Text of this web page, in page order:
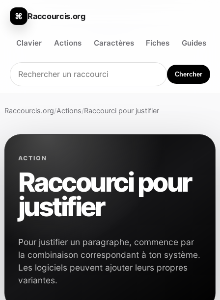
⌘ Raccourcis.org
Clavier Actions Caractères Fiches Guides
Chercher
Raccourcis.org/Actions/Raccourci pour justifier
ACTION
Raccourci pour
justifier
Pour justifier un paragraphe, commence par
la combinaison correspondant à ton système.
Les logiciels peuvent ajouter leurs propres
variantes.